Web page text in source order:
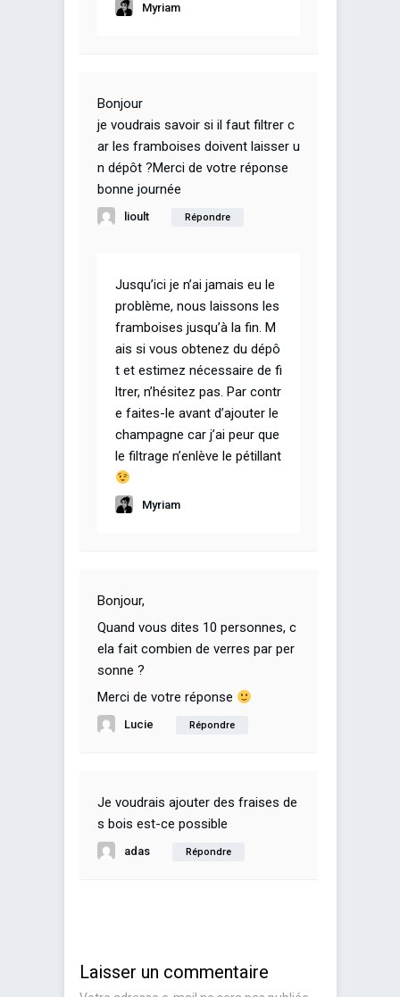
Myriam
Bonjour
je voudrais savoir si il faut filtrer c
ar les framboises doivent laisser u
n dépôt ?Merci de votre réponse
bonne journée
lioult Répondre
Jusqu’ici je n’ai jamais eu le
problème, nous laissons les
framboises jusqu’à la fin. M
ais si vous obtenez du dépô
t et estimez nécessaire de fi
ltrer, n’hésitez pas. Par contr
e faites-le avant d’ajouter le
champagne car j’ai peur que
le filtrage n’enlève le pétillant
Myriam
Bonjour,
Quand vous dites 10 personnes, c
ela fait combien de verres par per
sonne ?
Merci de votre réponse
Lucie Répondre
Je voudrais ajouter des fraises de
s bois est-ce possible
adas Répondre
Laisser un commentaire